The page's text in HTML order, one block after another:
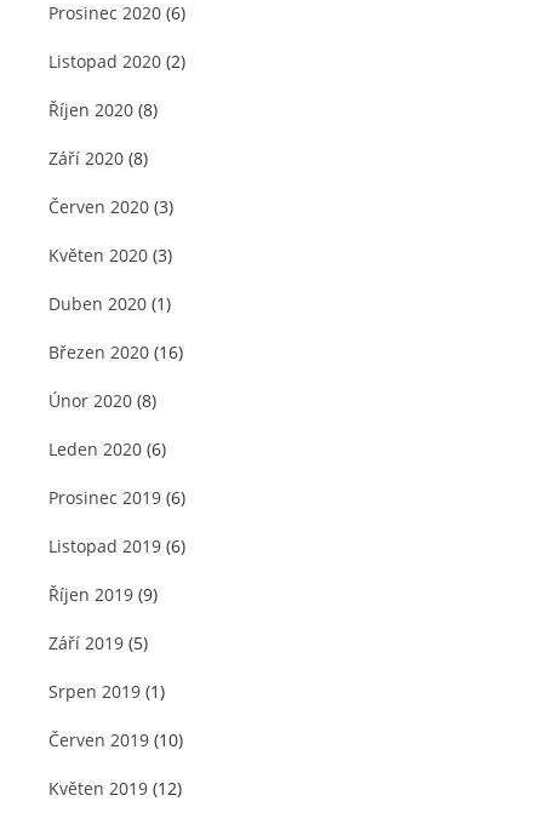
Prosinec 2020 (6)
Listopad 2020 (2)
Říjen 2020 (8)
Září 2020 (8)
Červen 2020 (3)
Květen 2020 (3)
Duben 2020 (1)
Březen 2020 (16)
Únor 2020 (8)
Leden 2020 (6)
Prosinec 2019 (6)
Listopad 2019 (6)
Říjen 2019 (9)
Září 2019 (5)
Srpen 2019 (1)
Červen 2019 (10)
Květen 2019 (12)